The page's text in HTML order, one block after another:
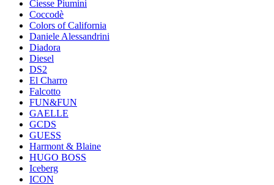
Ciesse Piumini
Coccodè
Colors of California
Daniele Alessandrini
Diadora
Diesel
DS2
El Charro
Falcotto
FUN&FUN
GAELLE
GCDS
GUESS
Harmont & Blaine
HUGO BOSS
Iceberg
ICON